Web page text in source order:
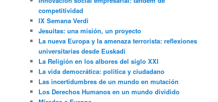
competitividad
IX Semana Verdi
Jesuitas: una misión, un proyecto
La nueva Europa y la amenaza terrorista: reflexiones
universitarias desde Euskadi
La Religión en los albores del siglo XXI
La vida democrática: política y ciudadano
Las incertidumbres de un mundo en mutación
Los Derechos Humanos en un mundo dividido